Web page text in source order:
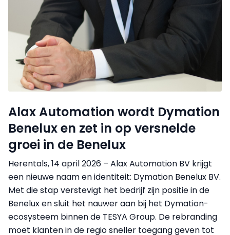
Alax Automation wordt Dymation
Benelux en zet in op versnelde
groei in de Benelux
Herentals, 14 april 2026 – Alax Automation BV krijgt
een nieuwe naam en identiteit: Dymation Benelux BV.
Met die stap verstevigt het bedrijf zijn positie in de
Benelux en sluit het nauwer aan bij het Dymation-
ecosysteem binnen de TESYA Group. De rebranding
moet klanten in de regio sneller toegang geven tot